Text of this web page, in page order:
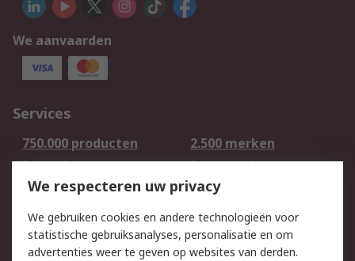
We aanvaarden
Services
750.000 producten
2.500 merken
Bestellen
Inkoopoplossingen
Retouren
Technisch advies
Track & Trace
Wettelijk
We respecteren uw privacy
We gebruiken cookies en andere technologieën voor
statistische gebruiksanalyses, personalisatie en om
advertenties weer te geven op websites van derden.